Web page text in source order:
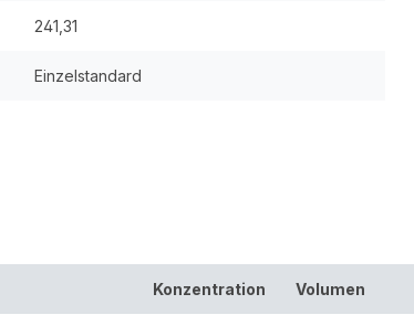
241,31
Einzelstandard
Konzentration Volumen